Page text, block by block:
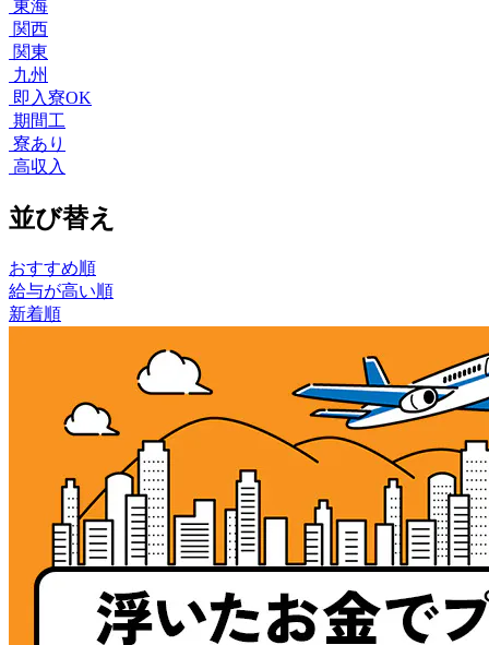
東海
関西
関東
九州
即入寮OK
期間工
寮あり
高収入
並び替え
おすすめ順
給与が高い順
新着順